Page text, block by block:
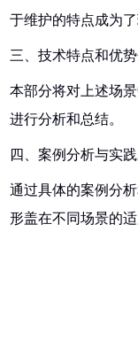
于维护的特点成为
三、技术特点和优
本部分将对上述场
进行分析和总结。
四、案例分析与实
通过具体的案例分
形盖在不同场景的